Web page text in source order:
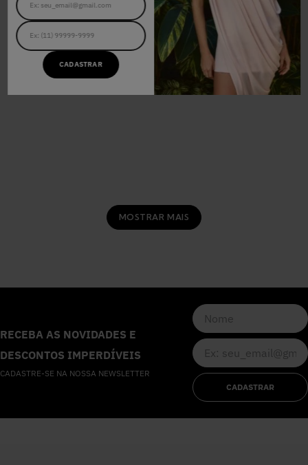
CADASTRAR
MOSTRAR MAIS
RECEBA AS NOVIDADES E
DESCONTOS IMPERDÍVEIS
CADASTRE-SE NA NOSSA NEWSLETTER
CADASTRAR